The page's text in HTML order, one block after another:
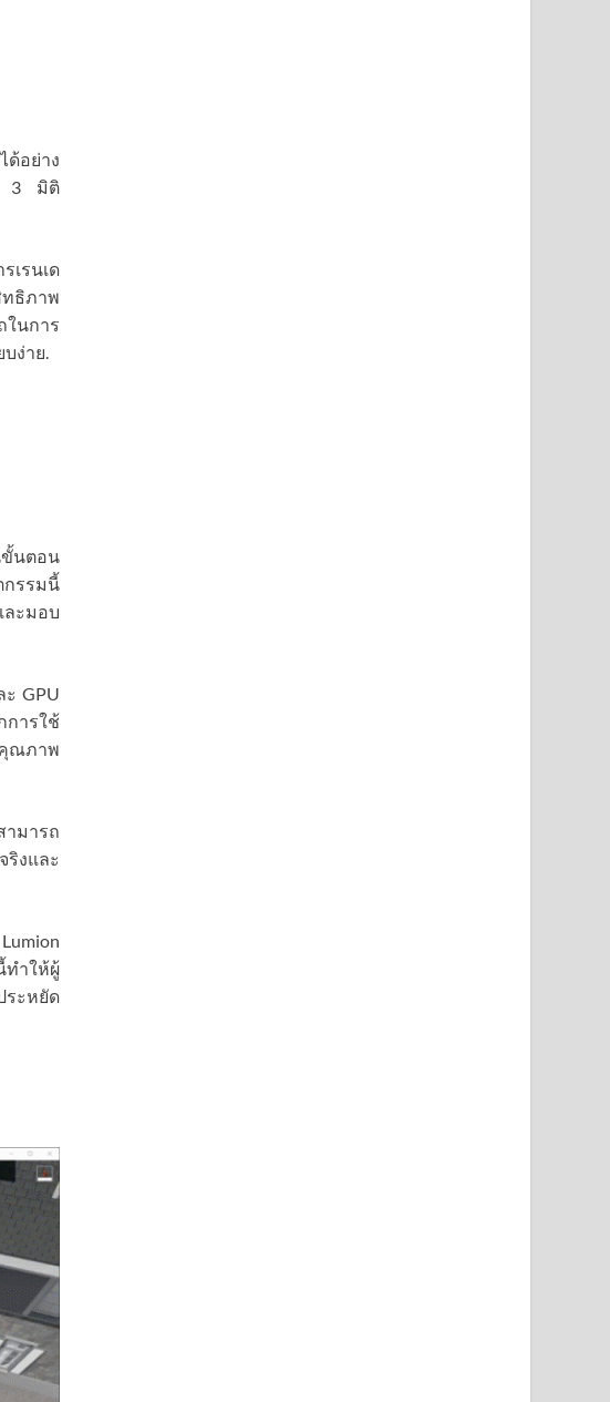
อย่าง
ร์ 3 มิติ
เรนเด
ทธิภาพ
นการ
ง่าย.
ขั้นตอน
กรรมนี้
ละมอบ
GPU
การใช้
ณภาพ
ามารถ
งและ
ทำให้ผู้
ะหยัด